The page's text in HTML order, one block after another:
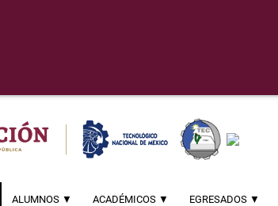
EGRESADOS ▼
ACADÉMICOS ▼
ALUMNOS ▼